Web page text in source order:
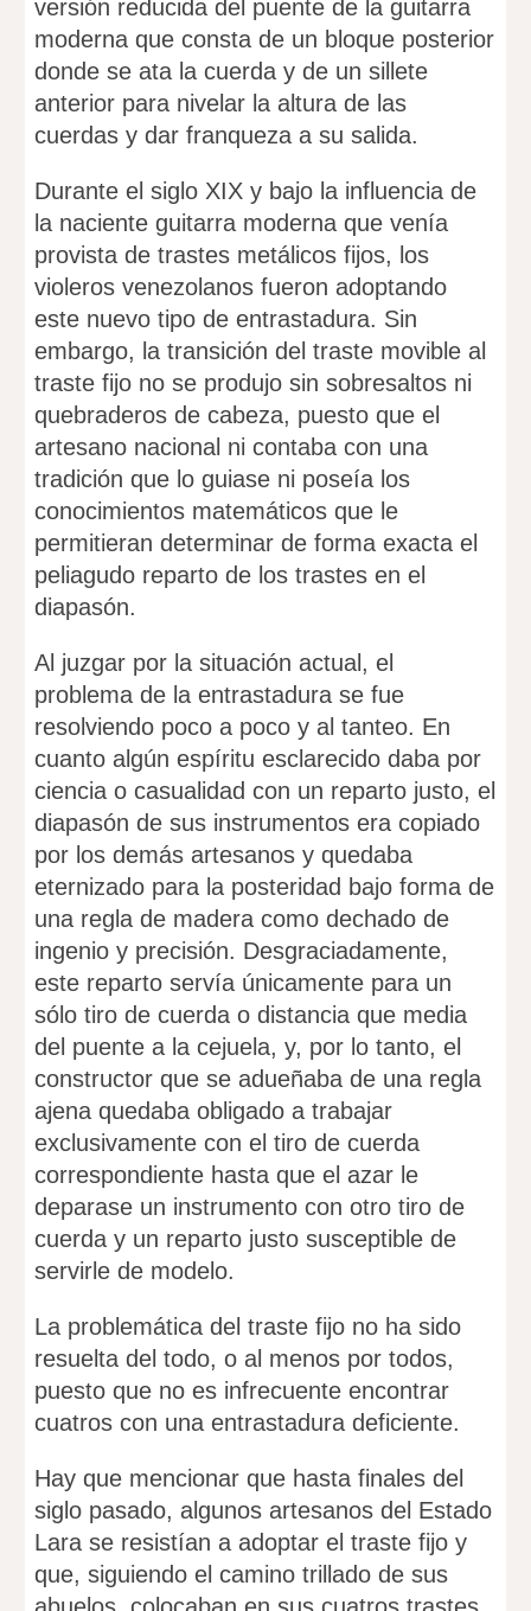
versión reducida del puente de la guitarra
moderna que consta de un bloque posterior
donde se ata la cuerda y de un sillete
anterior para nivelar la altura de las
cuerdas y dar franqueza a su salida.
Durante el siglo XIX y bajo la influencia de
la naciente guitarra moderna que venía
provista de trastes metálicos fijos, los
violeros venezolanos fueron adoptando
este nuevo tipo de entrastadura. Sin
embargo, la transición del traste movible al
traste fijo no se produjo sin sobresaltos ni
quebraderos de cabeza, puesto que el
artesano nacional ni contaba con una
tradición que lo guiase ni poseía los
conocimientos matemáticos que le
permitieran determinar de forma exacta el
peliagudo reparto de los trastes en el
diapasón.
Al juzgar por la situación actual, el
problema de la entrastadura se fue
resolviendo poco a poco y al tanteo. En
cuanto algún espíritu esclarecido daba por
ciencia o casualidad con un reparto justo, el
diapasón de sus instrumentos era copiado
por los demás artesanos y quedaba
eternizado para la posteridad bajo forma de
una regla de madera como dechado de
ingenio y precisión. Desgraciadamente,
este reparto servía únicamente para un
sólo tiro de cuerda o distancia que media
del puente a la cejuela, y, por lo tanto, el
constructor que se adueñaba de una regla
ajena quedaba obligado a trabajar
exclusivamente con el tiro de cuerda
correspondiente hasta que el azar le
deparase un instrumento con otro tiro de
cuerda y un reparto justo susceptible de
servirle de modelo.
La problemática del traste fijo no ha sido
resuelta del todo, o al menos por todos,
puesto que no es infrecuente encontrar
cuatros con una entrastadura deficiente.
Hay que mencionar que hasta finales del
siglo pasado, algunos artesanos del Estado
Lara se resistían a adoptar el traste fijo y
que, siguiendo el camino trillado de sus